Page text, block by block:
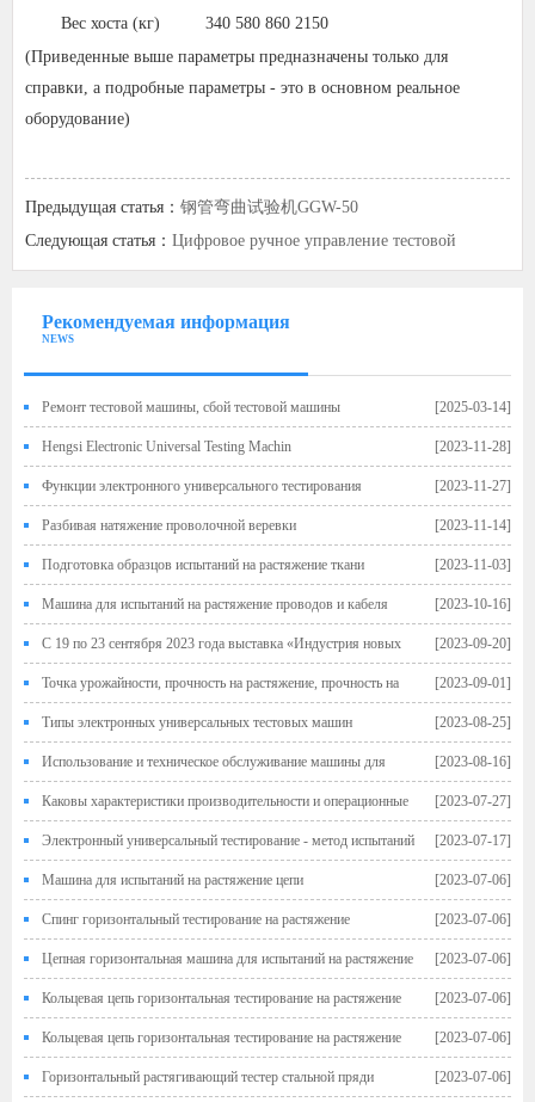
Вес хоста (кг)
340 580 860 2150
(Приведенные выше параметры предназначены только для
справки, а подробные параметры - это в основном реальное
оборудование)
Предыдущая статья： 钢管弯曲试验机GGW-50
Следующая статья： Цифровое ручное управление тестовой
машиной для цифрового дисплея GBS-1
Рекомендуемая информация
NEWS
[2025-03-14]
Ремонт тестовой машины, сбой тестовой машины
[2023-11-28]
Hengsi Electronic Universal Testing Machin
[2023-11-27]
Функции электронного универсального тестирования
[2023-11-14]
Разбивая натяжение проволочной веревки
[2023-11-03]
Подготовка образцов испытаний на растяжение ткани
стеклянной волокна [2023-10-16]
Машина для испытаний на растяжение проводов и кабеля
[2023-09-20]
С 19 по 23 сентября 2023 года выставка «Индустрия новых
материалов» в Шанхае, добро пожаловать на посещение и обмен на нашем
стенде!
[2023-09-01]
Точка урожайности, прочность на растяжение, прочность на
урожайность материала, знание углеродистой стали металлической стали[2023-08-25]
Типы электронных универсальных тестовых машин
[2023-08-16]
Использование и техническое обслуживание машины для
тестирования давления [2023-07-27]
Каковы характеристики производительности и операционные
меры предосторожности у машин с высокой и низкой температурой? [2023-07-17]
Электронный универсальный тестирование - метод испытаний
для прочности сдвига растягивания резиновой и металлической связи[2023-07-06]
Машина для испытаний на растяжение цепи
[2023-07-06]
Спинг горизонтальный тестирование на растяжение
[2023-07-06]
Цепная горизонтальная машина для испытаний на растяжение
[2023-07-06]
Кольцевая цепь горизонтальная тестирование на растяжение
[2023-07-06]
Кольцевая цепь горизонтальная тестирование на растяжение
[2023-07-06]
Горизонтальный растягивающий тестер стальной пряди